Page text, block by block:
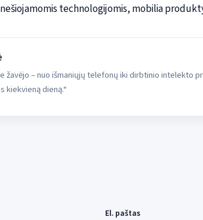
technologijomis, mobilia
žavėjo – nuo išmaniųjų telefonų iki dirbtinio intelekto
kiekvieną dieną.“
El. paštas